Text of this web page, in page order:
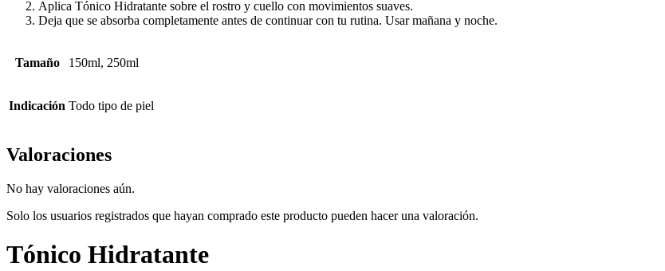
Aplica Tónico Hidratante sobre el rostro y cuello con movimientos suaves.
Deja que se absorba completamente antes de continuar con tu rutina. Usar mañana y noche.
Tamaño 150ml, 250ml
Indicación Todo tipo de piel
Valoraciones
No hay valoraciones aún.
Solo los usuarios registrados que hayan comprado este producto pueden hacer una valoración.
Tónico Hidratante